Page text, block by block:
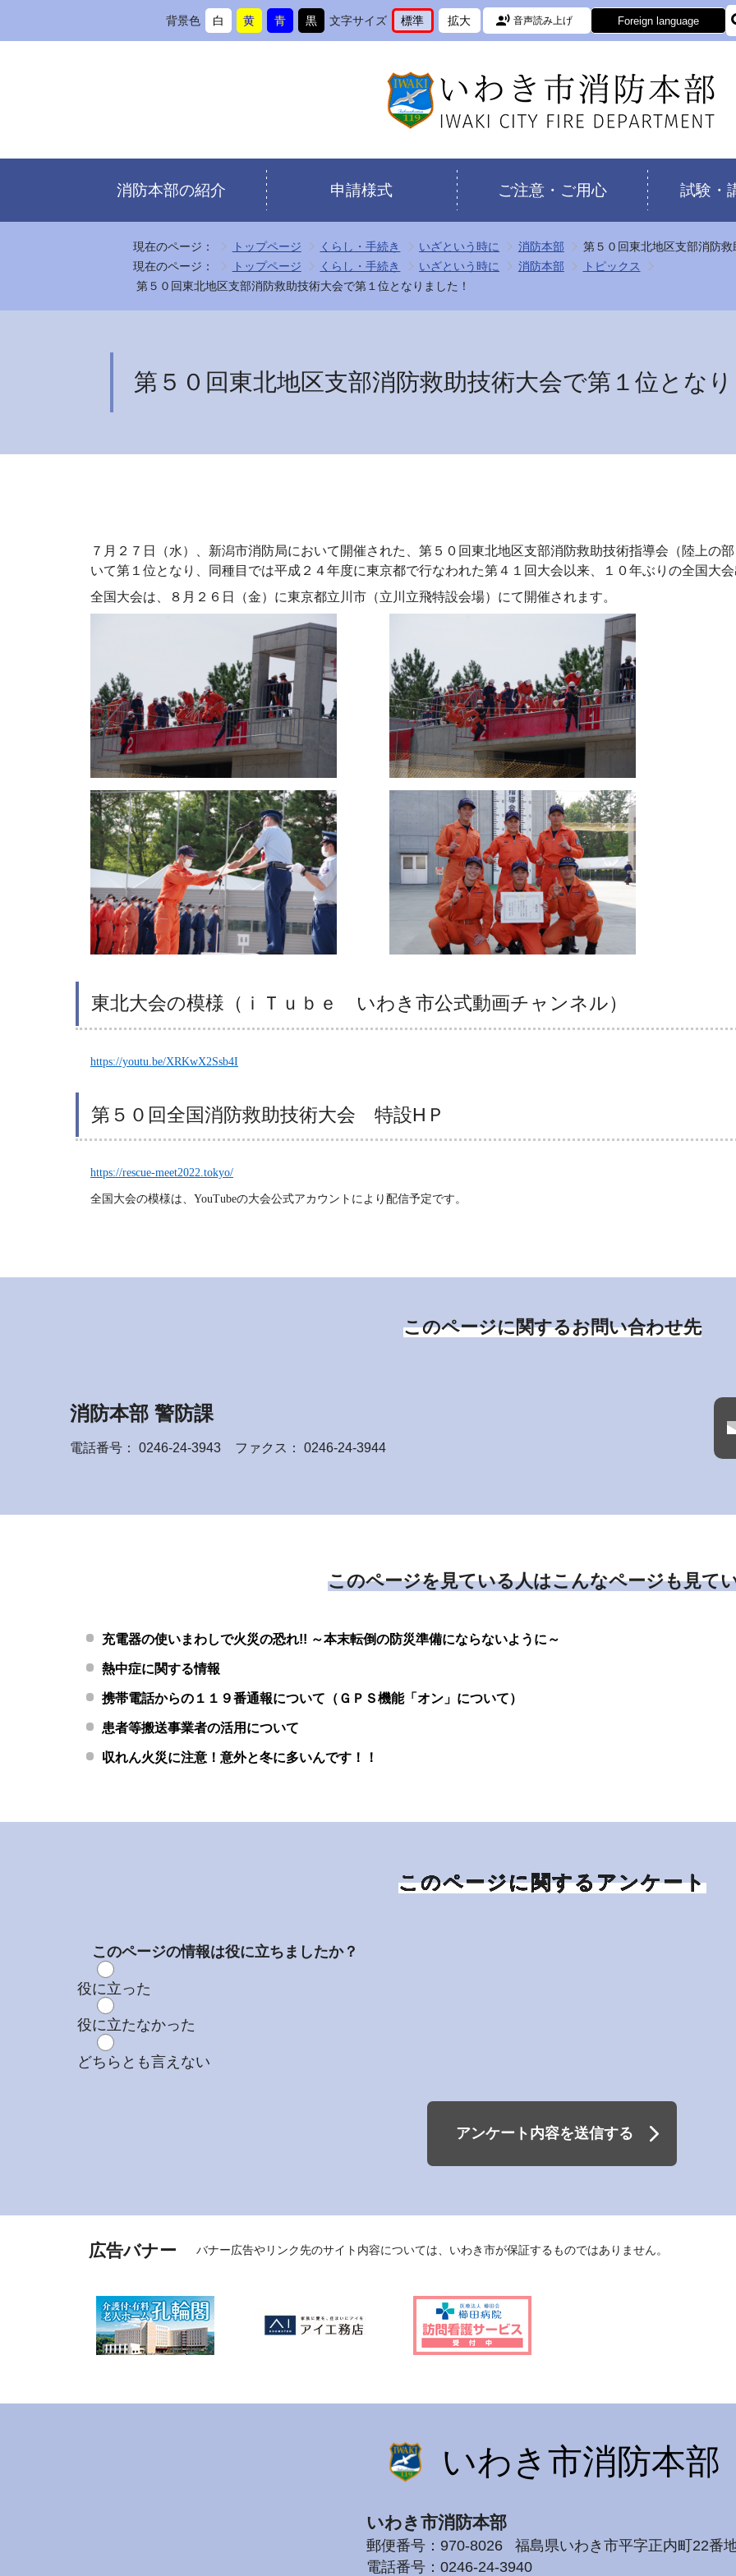
背景色
背
白
に
背
黄
に
背
青
に
背
黒
に
文字サイズ
文
イ
ズ
を
標準
に
文
イ
ズ
を
拡大
に
音声読み上げ Foreign language
消防本部の紹介 申請様式 ご注意・ご用心 試験・
現在のページ： トップページ くらし・手続き いざという時に 消防本部
第５０回東北地区支部消防
現在のページ：
トップページ くらし・手続き いざという時に 消防本部
トピックス
第５０回東北地区支部消防救助技術大会で第１位となりました！
第５０回東北地区支部消防救助技術大会で第１位とな
７月２７日（水）、新潟市消防局において開催された、第５０回東北地区支部消防救助技術指導会（陸上の
いて第１位となり、同種目では平成２４年度に東京都で行なわれた第４１回大会以来、１０年ぶりの全国大
全国大会は、８月２６日（金）に東京都立川市（立川立飛特設会場）にて開催されます。
東北大会の模様（ｉＴｕｂｅ いわき市公式動画チャンネル）
https://youtu.be/XRKwX2Ssb4I
第５０回全国消防救助技術大会 特設HＰ
https://rescue-meet2022.tokyo/
全国大会の模様は、YouTubeの大会公式アカウントにより配信予定です。
このページに関するお問い合わせ先
消防本部 警防課
電話番号： 0246-24-3943 ファクス： 0246-24-3944
このページを見ている人はこんなページも見て
充電器の使いまわしで火災の恐れ!! ～本末転倒の防災準備にならないように～
熱中症に関する情報
携帯電話からの１１９番通報について（ＧＰＳ機能「オン」について）
患者等搬送事業者の活用について
収れん火災に注意！意外と冬に多いんです！！
このページに関するアンケート
このページの情報は役に立ちましたか？
役に立った
役に立たなかった
どちらとも言えない
アンケート内容を送信する
広告バナー バナー広告やリンク先のサイト内容については、いわき市が保証するものではありません。
いわき市消防本部
いわき市消防本部
郵便番号：970-8026
福島県いわき市平字正内町22番
電話番号： 0246-24-3940